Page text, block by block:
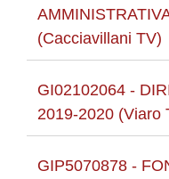
(Cacciavillani TV)
GI02102064 -
2019-2020 (Viaro
GIP5070878 -